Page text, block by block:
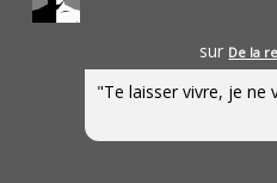
sur De la
"Te laisser vivre, je ne